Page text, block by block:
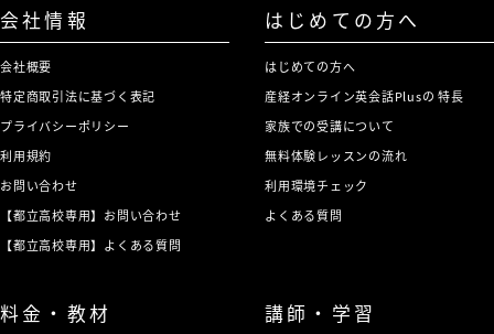
会社情報
会社概要
特定商取引法に基づく表記
プライバシーポリシー
利用規約
お問い合わせ
【都立高校専用】お問い合わせ
【都立高校専用】よくある質問
はじめての方へ
はじめての方へ
産経オンライン英会話Plusの 特長
家族での受講について
無料体験レッスンの流れ
利用環境チェック
よくある質問
料金・教材 講師・学習